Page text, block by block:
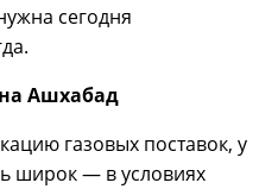
сегодня
Ашхабад
газовых поставок, у
широк — в условиях